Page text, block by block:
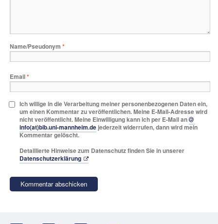
Name/Pseudonym *
Email*
Ich willige in die Verarbeitung meiner personenbezogenen Daten ein,
um einen Kommentar zu veröffentlichen. Meine E-Mail-Adresse wird
nicht veröffentlicht. Meine Einwilligung kann ich per E-Mail an
info(at)bib.uni-mannheim.de jederzeit widerrufen, dann wird mein
Kommentar gelöscht.
Detaillierte Hinweise zum Datenschutz finden Sie in unserer
Datenschutzerklärung